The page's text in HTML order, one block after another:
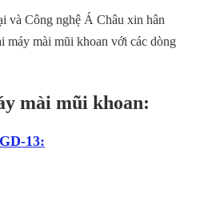
và Công nghệ Á Châu xin hân
máy mài mũi khoan với các dòng
mài mũi khoan:
13: